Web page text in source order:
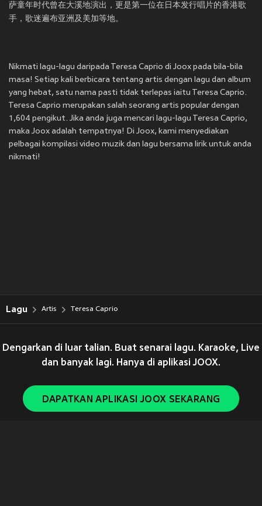
萨童年时代曾在大溪地演出，更是第一位在日本发行唱片的香港歌
Nikmati lagu-lagu daripada Teresa Caprio di Joox pada bila-bila
masa! Setiap kali berbicara tentang artis dengan lagu dan album
yang hebat, satu nama pasti tidak terlepas iaitu Teresa Caprio.
Teresa Caprio merupakan salah seorang artis popular dengan
1,604 pengikut. Jika anda juga mencari lagu-lagu Teresa Caprio,
maka Joox adalah tempatnya! Di Joox, kami menyediakan
pelbagai kompilasi video muzik dan lagu bersama lirik untuk anda
nikmati!
Lagu Artis Teresa Caprio
Dengarkan di luar talian. Buat senarai lagu. Karaoke, Live
dan banyak lagi. Hanya di aplikasi JOOX.
DAPATKAN APLIKASI JOOX SEKARANG